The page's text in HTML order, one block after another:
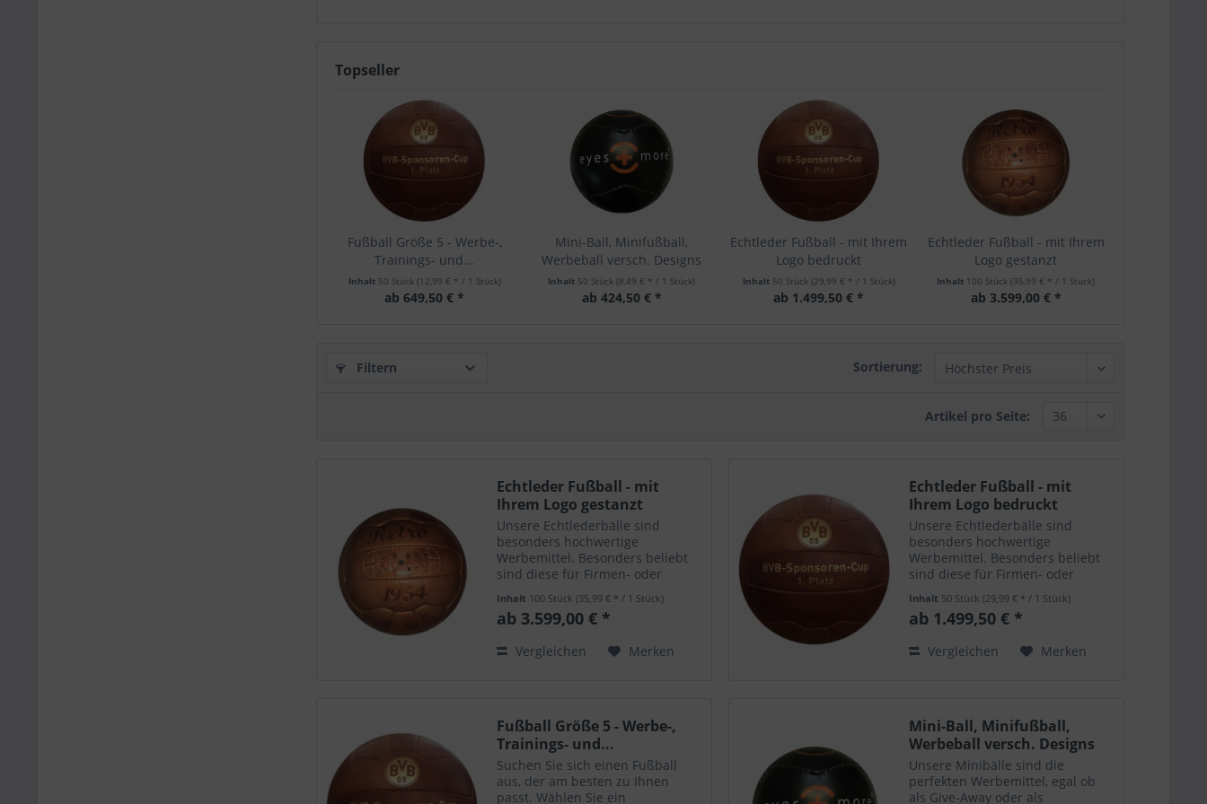
Topseller
Fußball Größe 5 - Werbe-,
Trainings- und...
Inhalt 50 Stück (12,99 € * / 1 Stück)
ab 649,50 € *
Mini-Ball, Minifußball,
Werbeball versch. Designs
Inhalt 50 Stück(8,49 € * / 1 Stück)
ab 424,50 € *
Echtleder Fußball - mit Ihrem
Logo bedruckt
Inhalt 50 Stück (29,99 € * / 1 Stück)
ab 1.499,50 € *
Echtleder Fußball - mit Ihrem
Logo gestanzt
Inhalt 100 Stück(35,99 € * / 1 Stück)
ab 3.599,00 € *
Filtern Sortierung:
Artikel pro Seite:
Echtleder Fußball - mit
Ihrem Logo gestanzt
Unsere Echtlederbälle sind
besonders hochwertige
Werbemittel. Besonders beliebt
sind diese für Firmen- oder
Retrofußball mit Ihrem Logo und
Schriftzug stanzen! Der
eine...
Inhalt 100 Stück(35,99 € * / 1 Stück)
ab 3.599,00 € *
Vergleichen Merken
Echtleder Fußball - mit
Ihrem Logo bedruckt
Unsere Echtlederbälle sind
besonders hochwertige
Werbemittel. Besonders beliebt
sind diese für Firmen- oder
Retrofußball mit Ihrem Logo und
Schriftzug bedrucken! Der
eine...
Inhalt 50 Stück(29,99 € * / 1 Stück)
ab 1.499,50 € *
Vergleichen Merken
Fußball Größe 5 - Werbe-,
Trainings- und...
Suchen Sie sich einen Fußball
aus, der am besten zu Ihnen
passt. Wählen Sie ein
Mini-Ball, Minifußball,
Werbeball versch. Designs
Unsere Minibälle sind die
perfekten Werbemittel, egal ob
als Give-Away oder als